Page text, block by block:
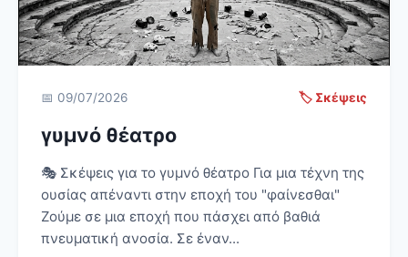
📅 09/07/2026 🏷️ Σκέψεις
γυμνό θέατρο
🎭 Σκέψεις για το γυμνό θέατρο Για μια τέχνη της
ουσίας απέναντι στην εποχή του "φαίνεσθαι"
Ζούμε σε μια εποχή που πάσχει από βαθιά
πνευματική ανοσία. Σε έναν...